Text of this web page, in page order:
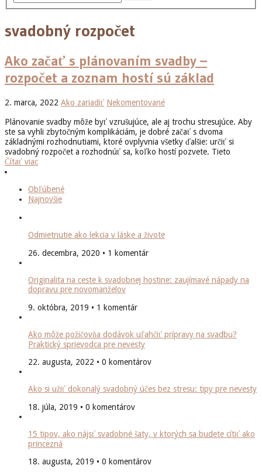
svadobný rozpočet
Ako začať s plánovaním svadby –
rozpočet a zoznam hostí sú základ
2. marca, 2022 Ako zariadiť Nekomentované
Plánovanie svadby môže byť vzrušujúce, ale aj trochu stresujúce. Aby
ste sa vyhli zbytočným komplikáciám, je dobré začať s dvoma
základnými rozhodnutiami, ktoré ovplyvnia všetky ďalšie: určiť si
svadobný rozpočet a rozhodnúť sa, koľko hostí pozvete. Tieto
Čítať viac
Obľúbené
Najnovšie
Odmietnutie ako lekcia v láske a živote
26. decembra, 2020 • 1 komentár
Originalita na ceste k svadobnej hostine: zaujímavé nápady na
dopravu pre novomanželov
9. októbra, 2019 • 1 komentár
Ako môže požičovňa dodávok uľahčiť prípravy na svadbu?
Praktický sprievodca pre nevesty
22. augusta, 2022 • 0 komentárov
Ako si užiť dokonalý svadobný účes bez stresu: tipy pre nevesty
18. júla, 2019 • 0 komentárov
15 tipov, ako nájsť svadobné šaty, v ktorých sa budete cítiť ako
princezná
18. augusta, 2019 • 0 komentárov